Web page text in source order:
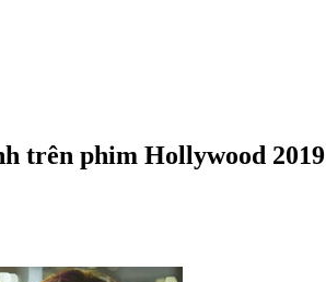
trên phim Hollywood 2019